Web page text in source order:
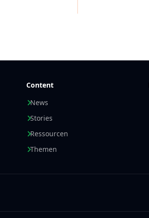
Content
News
Stories
Ressourcen
Themen